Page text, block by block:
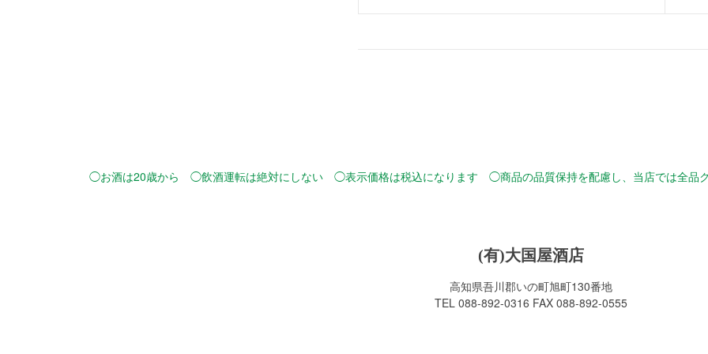
◯お酒は20歳から ◯飲酒運転は絶対にしない ◯表示価格は税込になります ◯商品の品質保持を配慮し、当店では全品ク
(有)大国屋酒店
高知県吾川郡いの町旭町130番地
TEL 088-892-0316 FAX 088-892-0555